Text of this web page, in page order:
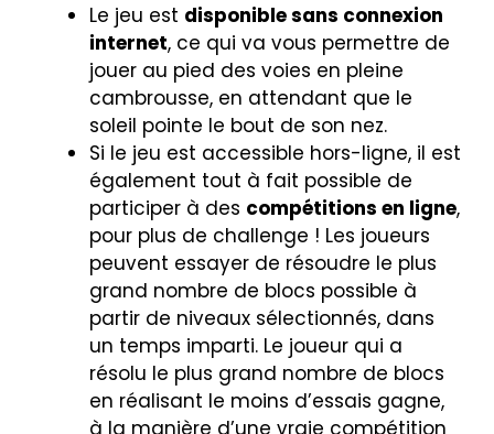
Le jeu est disponible sans connexion
internet, ce qui va vous permettre de
jouer au pied des voies en pleine
cambrousse, en attendant que le
soleil pointe le bout de son nez.
Si le jeu est accessible hors-ligne, il est
également tout à fait possible de
participer à des compétitions en ligne,
pour plus de challenge ! Les joueurs
peuvent essayer de résoudre le plus
grand nombre de blocs possible à
partir de niveaux sélectionnés, dans
un temps imparti. Le joueur qui a
résolu le plus grand nombre de blocs
en réalisant le moins d’essais gagne,
à la manière d’une vraie compétition